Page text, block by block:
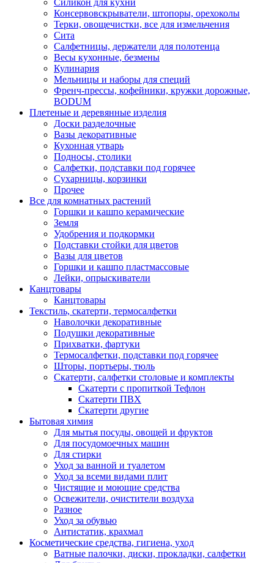
Консервовскрыватели, штопоры, орехоколы
Терки, овощечистки, все для измельчения
Сита
Салфетницы, держатели для полотенца
Весы кухонные, безмены
Кулинария
Мельницы и наборы для специй
Френч-прессы, кофейники, кружки дорожные,
BODUM
Плетеные и деревянные изделия
Доски разделочные
Вазы декоративные
Кухонная утварь
Подносы, столики
Салфетки, подставки под горячее
Сухарницы, корзинки
Прочее
Все для комнатных растений
Горшки и кашпо керамические
Земля
Удобрения и подкормки
Подставки стойки для цветов
Вазы для цветов
Горшки и кашпо пластмассовые
Лейки, опрыскиватели
Канцтовары
Канцтовары
Текстиль, скатерти, термосалфетки
Наволочки декоративные
Подушки декоративные
Прихватки, фартуки
Термосалфетки, подставки под горячее
Шторы, портьеры, тюль
Скатерти, салфетки столовые и комплекты
Скатерти с пропиткой Тефлон
Скатерти ПВХ
Скатерти другие
Бытовая химия
Для мытья посуды, овощей и фруктов
Для посудомоечных машин
Для стирки
Уход за ванной и туалетом
Уход за всеми видами плит
Чистящие и моющие средства
Освежители, очистители воздуха
Разное
Уход за обувью
Антистатик, крахмал
Косметические средства, гигиена, уход
Ватные палочки, диски, прокладки, салфетки